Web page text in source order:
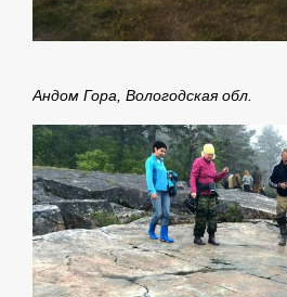
Андом Гора, Вологодская обл.